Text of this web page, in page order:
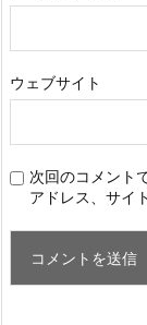
ウェブサイト
次回のコメント
アドレス、サイ